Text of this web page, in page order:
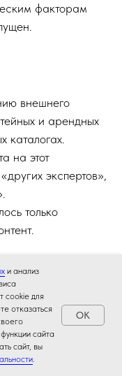
факторам
внешнего
и арендных
каталогах.
на этот
экспертов»,
только
с маркетологом
и публикации.
и анализ
cookie для
отказаться
сайта
сайт, вы
.
OK